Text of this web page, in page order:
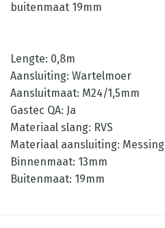
buitenmaat 19mm
Lengte: 0,8m
Aansluiting: Wartelmoer
Aansluitmaat: M24/1,5mm
Gastec QA: Ja
Materiaal slang: RVS
Materiaal aansluiting: Messing
Binnenmaat: 13mm
Buitenmaat: 19mm